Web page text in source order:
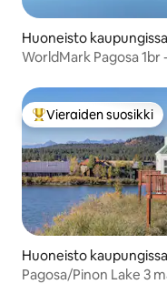
Huoneisto
WorldMark Pagosa
Vieraiden suosikkien
Vieraiden suosikki
Huoneisto
Pagosa/Pinon Lake 3